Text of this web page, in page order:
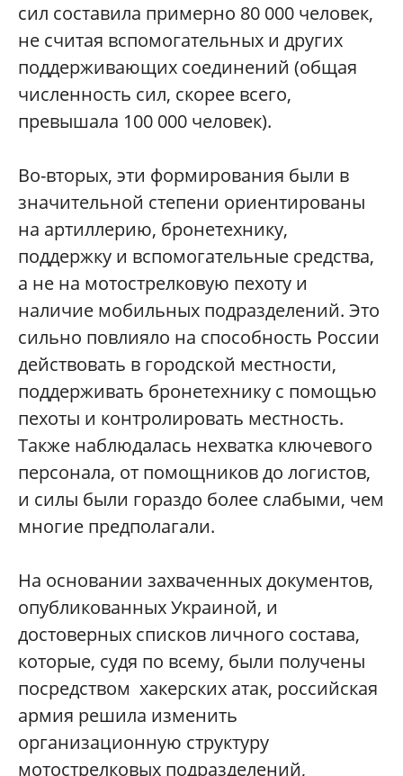
сил составила примерно 80 000 человек,
не считая вспомогательных и других
поддерживающих соединений (общая
численность сил, скорее всего,
превышала 100 000 человек).
Во-вторых, эти формирования были в
значительной степени ориентированы
на артиллерию, бронетехнику,
поддержку и вспомогательные средства,
а не на мотострелковую пехоту и
наличие мобильных подразделений. Это
сильно повлияло на способность России
действовать в городской местности,
поддерживать бронетехнику с помощью
пехоты и контролировать местность.
Также наблюдалась нехватка ключевого
персонала, от помощников до логистов,
и силы были гораздо более слабыми, чем
многие предполагали.
На основании захваченных документов,
опубликованных Украиной, и
достоверных списков личного состава,
которые, судя по всему, были получены
посредством хакерских атак, российская
армия решила изменить
организационную структуру
мотострелковых подразделений,